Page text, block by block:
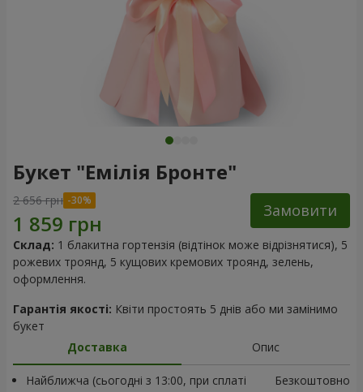
Букет "Емілія Бронте"
2 656 грн
Замовити
Склад: 1 блакитна гортензія (відтінок може відрізнятися), 5
рожевих троянд, 5 кущових кремових троянд, зелень,
оформлення.
Гарантія якості: Квіти простоять 5 днів або ми замінимо
букет
Доставка
Опис
Найближча (сьогодні з 13:00, при сплаті
Безкоштовно